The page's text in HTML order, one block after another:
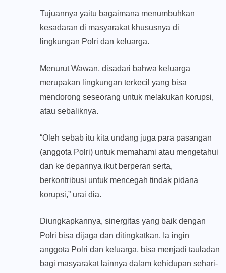
Tujuannya yaitu bagaimana menumbuhkan
kesadaran di masyarakat khususnya di
lingkungan Polri dan keluarga.
Menurut Wawan, disadari bahwa keluarga
merupakan lingkungan terkecil yang bisa
mendorong seseorang untuk melakukan korupsi,
atau sebaliknya.
“Oleh sebab itu kita undang juga para pasangan
(anggota Polri) untuk memahami atau mengetahui
dan ke depannya ikut berperan serta,
berkontribusi untuk mencegah tindak pidana
korupsi,” urai dia.
Diungkapkannya, sinergitas yang baik dengan
Polri bisa dijaga dan ditingkatkan. Ia ingin
anggota Polri dan keluarga, bisa menjadi tauladan
bagi masyarakat lainnya dalam kehidupan sehari-